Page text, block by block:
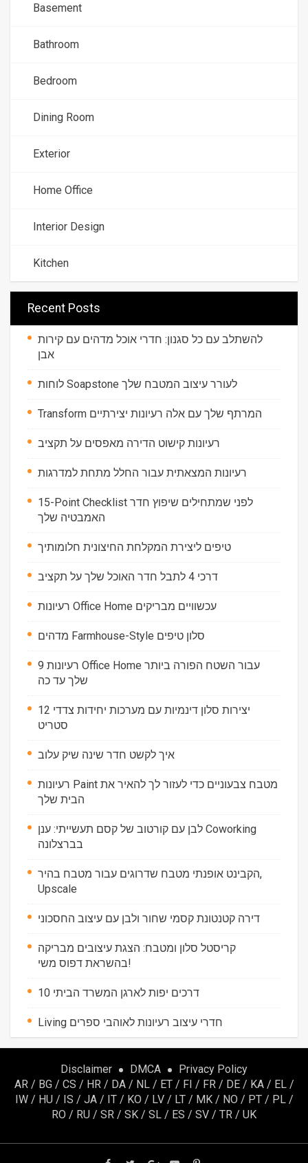
Basement
Bathroom
Bedroom
Dining Room
Exterior
Home Office
Interior Design
Kitchen
Recent Posts
להשתלב עם כל סגנון: חדרי אוכל מדהים עם קירות
אבן
לוחות Soapstone לעורר עיצוב המטבח שלך
Transform המרתף שלך עם אלה רעיונות יצירתיים
רעיונות קישוט הדירה מאפסים על תקציב
רעיונות המצאתית עבור החלל מתחת למדרגות
15-Point Checklist לפני שמתחילים שיפוץ חדר
האמבטיה שלך
טיפים ליצירת המקלחת החיצונית חלומותיך
דרכי 4 לתבל חדר האוכל שלך על תקציב
רעיונות Office Home עכשוויים מבריקים
מדהים Farmhouse-Style סלון טיפים
9 רעיונות Office Home עבור השטח הפורה ביותר
שלך עד כה
12 יצירות סלון דינמיות עם מערכות יחידות צדדי
סטריט
איך לקשט חדר שינה שיק עלוב
רעיונות Paint מטבח צבעוניים כדי לעזור לך להאיר את
הבית שלך
לבן עם קורטוב של קסם תעשייתי: ענן Coworking
בברצלונה
הקבינט אופנתי מטבח שדרוגים עבור מטבח בהיר,
Upscale
דירה קטנטונת קסמי שחור ולבן עם עיצוב החסכוני
קריסטל סלון ומטבח: הצגת עיצובים מבריקה
בהשראת דפוס משי!
10 דרכים יפות לארגן המשרד הביתי
Living חדרי עיצוב רעיונות לאוהבי ספרים
Disclaimer DMCA
Privacy Policy
AR / BG/ CS / HR / DA/ NL/ ET/ FI / FR / DE/ KA/ EL/
IW/ HU/ IS / JA/ IT/ KO / LV/ LT/ MK/ NO / PT/ PL/
RO / RU / SR / SK / SL / ES / SV / TR / UK